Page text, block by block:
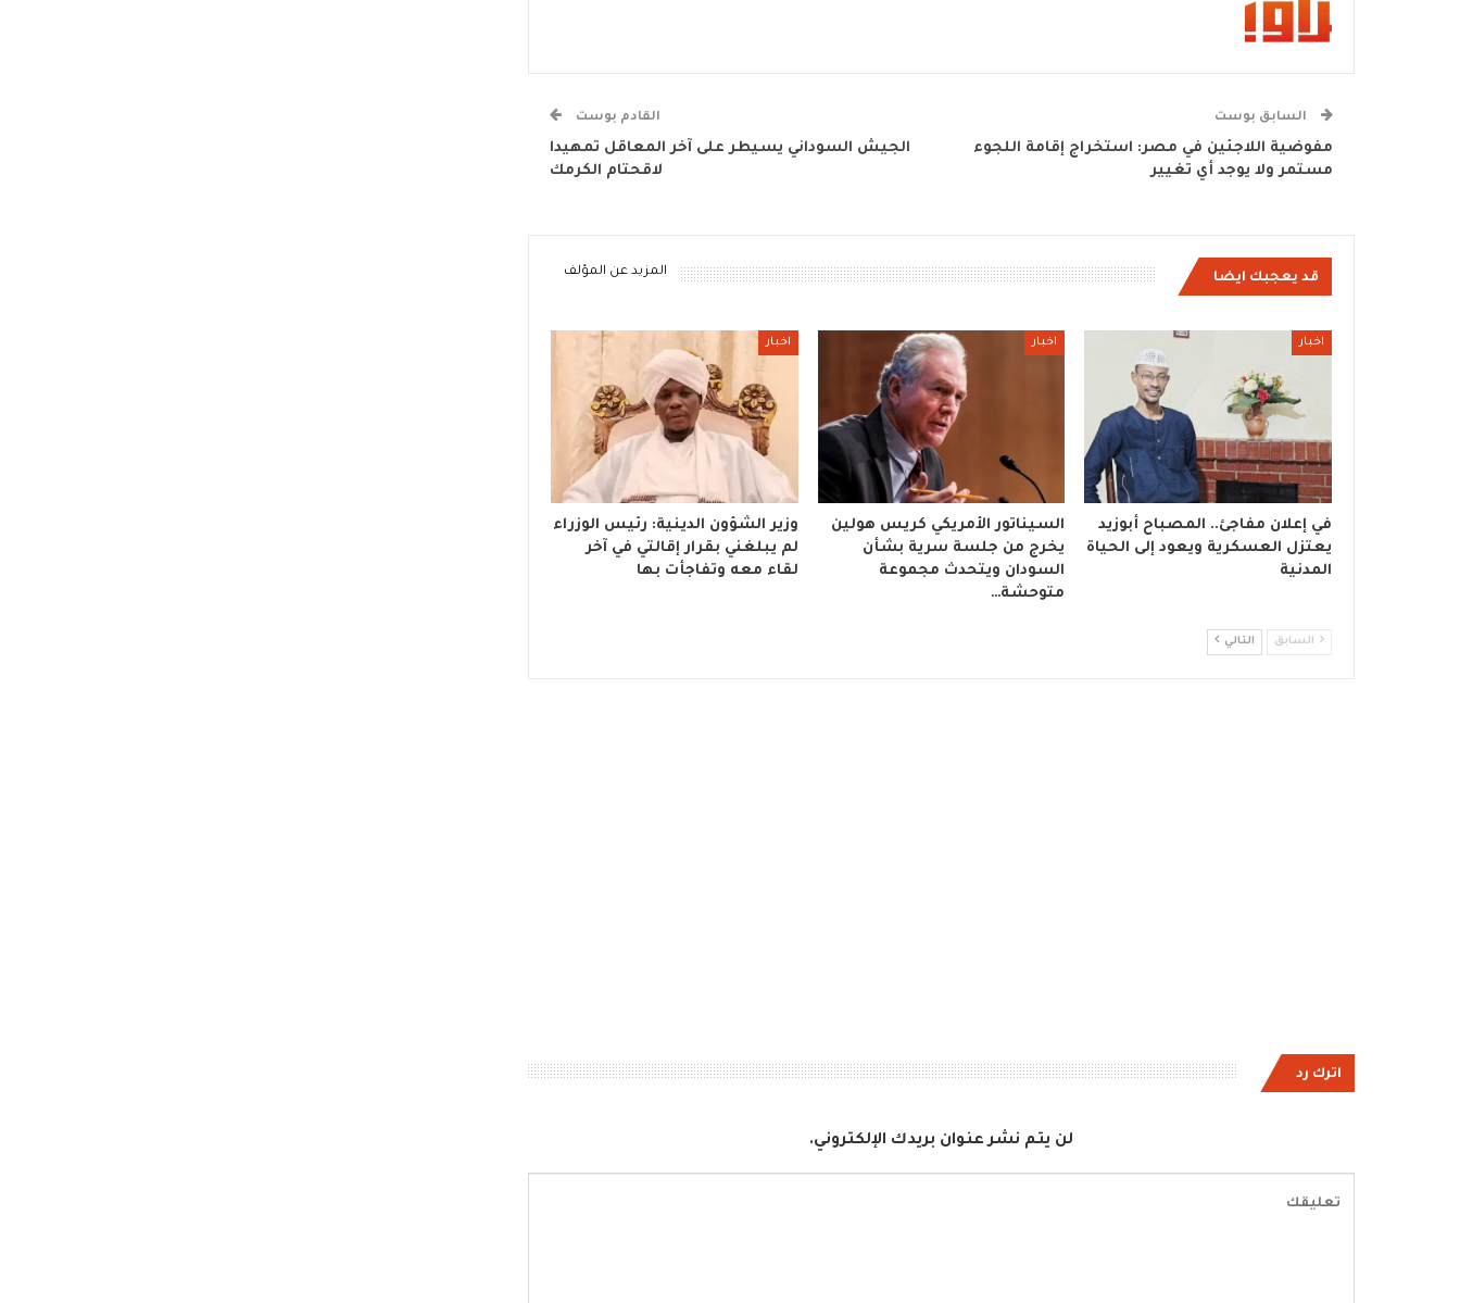
السابق بوست
مفوضية اللاجئين في مصر: استخراج إقامة اللجوء
مستمر ولا يوجد أي تغيير
القادم بوست
الجيش السوداني يسيطر على آخر المعاقل تمهيدا
لاقحتام الكرمك
قد يعجبك ايضا المزيد عن المؤلف
اخبار
في إعلان مفاجئ.. المصباح أبوزيد
يعتزل العسكرية ويعود إلى الحياة
المدنية
اخبار
السيناتور الأمريكي كريس هولين
يخرج من جلسة سرية بشأن
السودان ويتحدث مجموعة
متوحشة…
اخبار
وزير الشؤون الدينية: رئيس الوزراء
لم يبلغني بقرار إقالتي في آخر
لقاء معه وتفاجأت بها
السابق التالي
اترك رد
لن يتم نشر عنوان بريدك الإلكتروني.